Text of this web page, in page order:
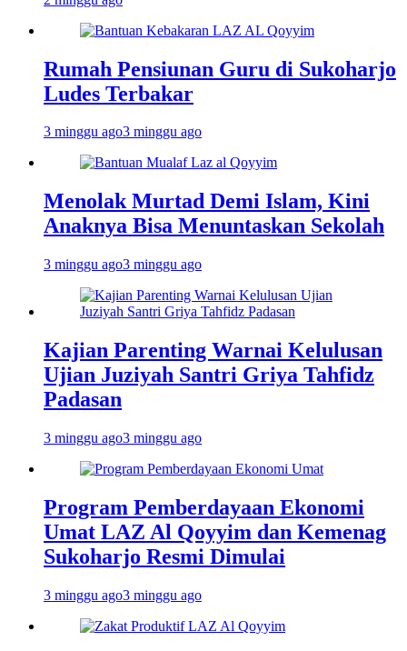
Rumah Pensiunan Guru di Sukoharjo
Ludes Terbakar
3 minggu ago3 minggu ago
Menolak Murtad Demi Islam, Kini
Anaknya Bisa Menuntaskan Sekolah
3 minggu ago3 minggu ago
Kajian Parenting Warnai Kelulusan
Ujian Juziyah Santri Griya Tahfidz
Padasan
3 minggu ago3 minggu ago
Program Pemberdayaan Ekonomi
Umat LAZ Al Qoyyim dan Kemenag
Sukoharjo Resmi Dimulai
3 minggu ago3 minggu ago